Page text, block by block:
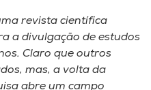
revista científica
a divulgação de estudos
Claro que outros
mas, a volta da
abre um campo